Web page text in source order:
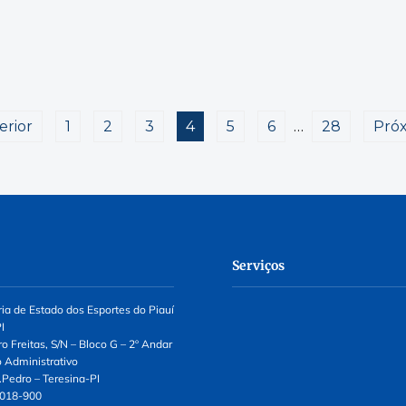
1 2 3 4 5 6 … 28
de Estado dos Esportes do Piauí
Freitas, S/N – Bloco G – 2º Andar
Administrativo
– Teresina-PI
900
Serviços